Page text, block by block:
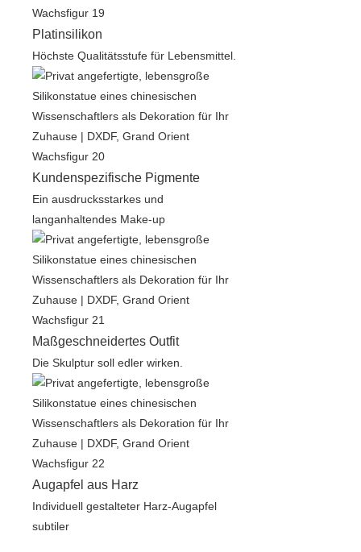
Platinsilikon
Höchste Qualitätsstufe für Lebensmittel.
Kundenspezifische Pigmente
Ein ausdrucksstarkes und
langanhaltendes Make-up
Maßgeschneidertes Outfit
Die Skulptur soll edler wirken.
Augapfel aus Harz
Individuell gestalteter Harz-Augapfel
subtiler